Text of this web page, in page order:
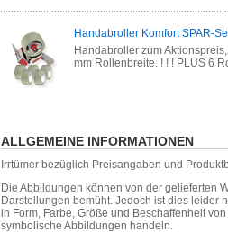
Handabroller Komfort SPAR-
Handabroller zum
mm Rollenbreite. ! ! ! PLUS 6
ALLGEMEINE INFORMATIONEN
Irrtümer bezüglich Preisangaben und
Die Abbildungen können von der gelieferten
Darstellungen bemüht. Jedoch ist dies leider
in Form, Farbe, Größe und Beschaffenheit
symbolische Abbildungen handeln.